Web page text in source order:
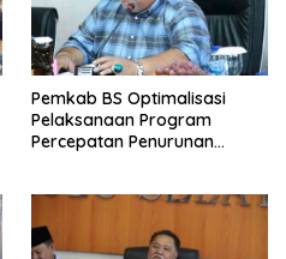
Pemkab BS Optimalisasi
Pelaksanaan Program
Percepatan Penurunan